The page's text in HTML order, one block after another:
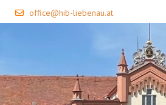
office@hib-liebenau.at